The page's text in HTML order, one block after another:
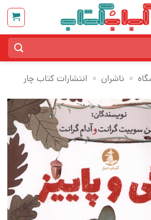
» ناشران » انتشارات کتاب چار